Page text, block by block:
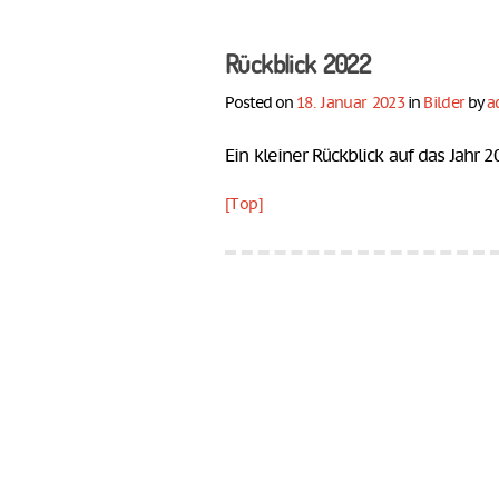
Rückblick 2022
Posted on 18. Januar 2023in Bilderby
Ein kleiner Rückblick auf das Jahr
[Top]